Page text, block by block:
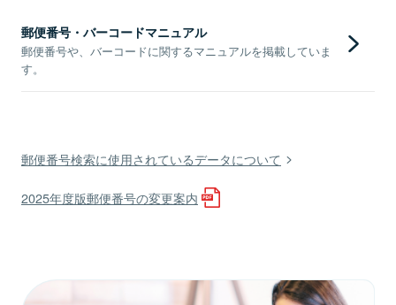
郵便番号・バーコードマニュアル
郵便番号や、バーコードに関するマニュアルを掲載していま
す。
郵便番号検索に使用されているデータについて
2025年度版郵便番号の変更案内